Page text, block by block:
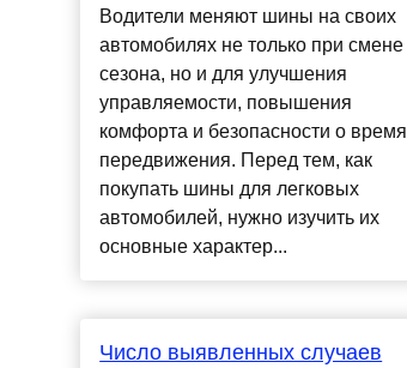
Водители меняют шины на своих
автомобилях не только при смене
сезона, но и для улучшения
управляемости, повышения
комфорта и безопасности о время
передвижения. Перед тем, как
покупать шины для легковых
автомобилей, нужно изучить их
основные характер...
Число выявленных случаев